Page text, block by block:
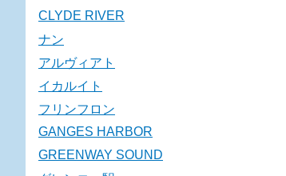
CLYDE RIVER
ナン
アルヴィアト
イカルイト
フリンフロン
GANGES HARBOR
GREENWAY SOUND